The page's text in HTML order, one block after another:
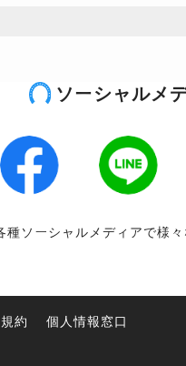
ソーシャルメ
Facebook LINE
種ソーシャルメディアで様々
約
個人情報窓口